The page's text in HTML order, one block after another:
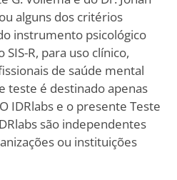
alguns dos critérios
instrumento psicológico
R, para uso clínico,
de saúde mental
teste é destinado apenas
IDRlabs e o presente Teste
são independentes
ou instituições